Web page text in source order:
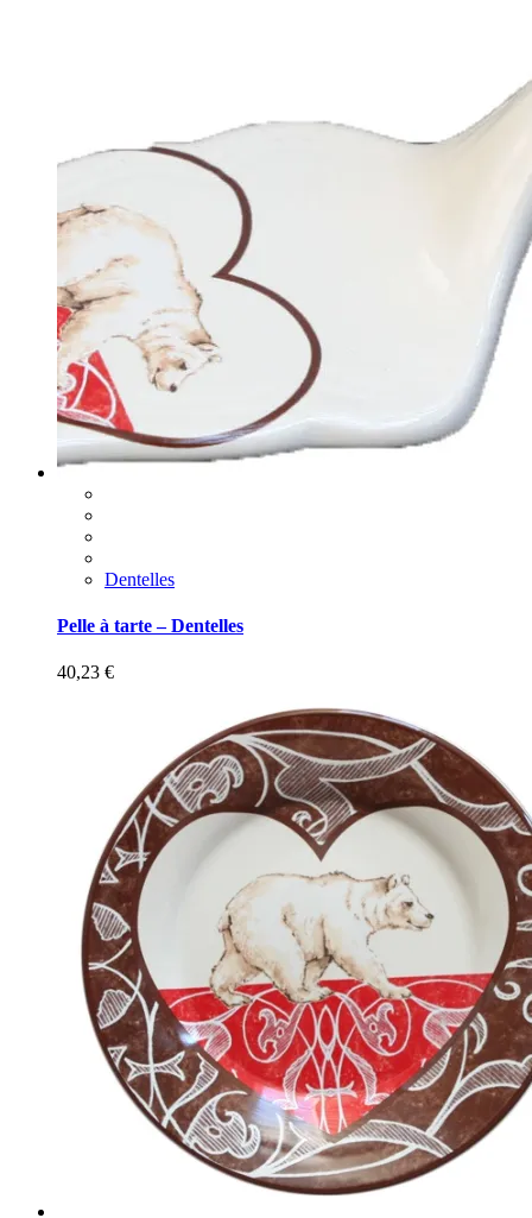
Dentelles
Pelle à tarte – Dentelles
40,23 €